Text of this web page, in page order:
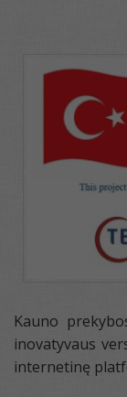
Kauno
inovatyvaus
internetinę